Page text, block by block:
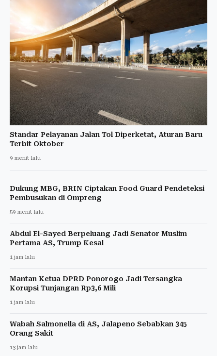
Standar Pelayanan Jalan Tol Diperketat, Aturan Baru
Terbit Oktober
9 menit lalu
Dukung MBG, BRIN Ciptakan Food Guard Pendeteksi
Pembusukan di Ompreng
59 menit lalu
Abdul El-Sayed Berpeluang Jadi Senator Muslim
Pertama AS, Trump Kesal
1 jam lalu
Mantan Ketua DPRD Ponorogo Jadi Tersangka
Korupsi Tunjangan Rp3,6 Mili
1 jam lalu
Wabah Salmonella di AS, Jalapeno Sebabkan 345
Orang Sakit
13 jam lalu